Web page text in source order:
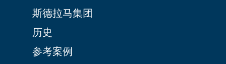
斯德拉马集团
历史
参考案例